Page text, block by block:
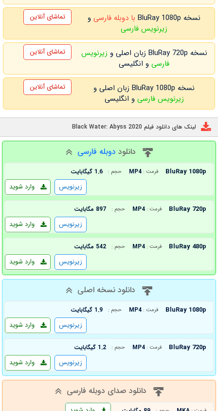
نسخه BluRay 1080p با دوبله فارسیو
زیرنویس فارسی
تماشای آنلاین
نسخه BluRay 720p زبان اصلی و
زیرنویس
فارسیو انگلیسی
تماشای آنلاین
نسخه BluRay 1080p زبان اصلی و
زیرنویس فارسی و انگلیسی
تماشای آنلاین
لینک های دانلود فیلم Black Water: Abyss 2020
دانلود دوبله فارسی
BluRay 1080p فرمت : MP4 حجم : 1.6 گیگابایت
وارد شوید زیرنویس
BluRay 720p فرمت : MP4 حجم : 897 مگابایت
وارد شوید زیرنویس
BluRay 480p فرمت : MP4 حجم : 542 مگابایت
وارد شوید زیرنویس
دانلود نسخه اصلی
BluRay 1080p فرمت : MP4 حجم : 1.9 گیگابایت
وارد شوید زیرنویس
BluRay 720p فرمت : MP4 حجم : 1.2 گیگابایت
وارد شوید زیرنویس
دانلود صدای دوبله فارسی